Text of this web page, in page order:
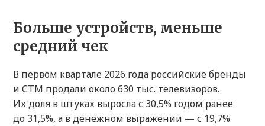
Больше устройств, меньше
средний чек
В первом квартале 2026 года российские бренды
и СТМ продали около 630 тыс. телевизоров.
Их доля в штуках выросла с 30,5% годом ранее
до 31,5%, а в денежном выражении — с 19,7%